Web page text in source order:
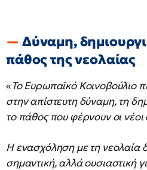
Δύναμη,
πάθος της νεολαίας
«Το Ευρωπαϊκό Κοινοβούλιο
στην απίστευτη δύναμη, τη
το πάθος που φέρνουν οι νέοι
Η ενασχόληση με τη νεολαία
σημαντική, αλλά ουσιαστική